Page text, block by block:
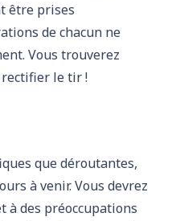
être prises
de chacun ne
Vous trouverez
rectifier le tir !
que déroutantes,
à venir. Vous devrez
à des préoccupations